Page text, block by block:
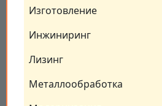
Изготовление
Инжиниринг
Лизинг
Металлообработка